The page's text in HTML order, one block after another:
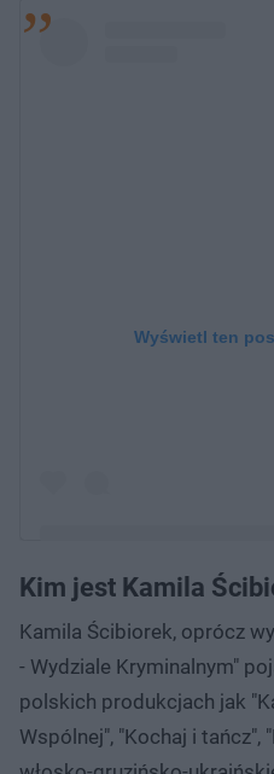
Wyświetl ten
Kim jest Kamila
Kamila Ścibiorek, oprócz
- Wydziale Kryminalnym"
polskich produkcjach jak
Wspólnej", "Kochaj i tańcz",